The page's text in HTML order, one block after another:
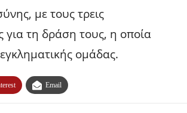
με τους τρεις
για τη δράση τους, η οποία
ομάδας.
Email